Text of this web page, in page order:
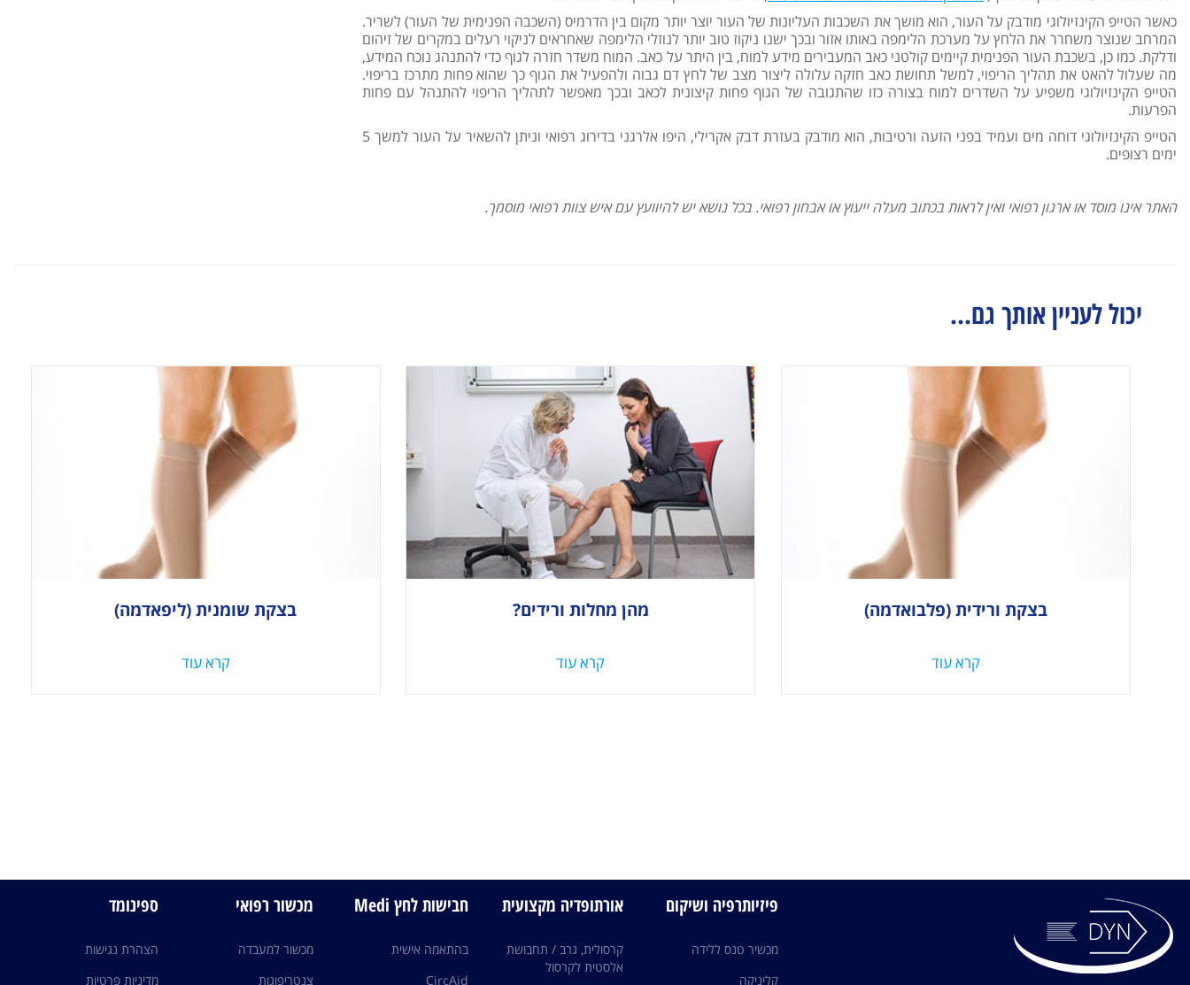
כאשר הטייפ הקינזיולוגי מודבק על העור, הוא מושך את השכבות העליונות של העור יוצר יותר מקום בין הדרמיס (השכבה הפנימית של העור) לשריר.
המרחב שנוצר משחרר את הלחץ על מערכת הלימפה באותו אזור ובכך ישנו ניקוז טוב יותר לנוזלי הלימפה שאחראים לניקוי רעלים במקרים של זיהום
ודלקת. כמו כן, בשכבת העור הפנימית קיימים קולטני כאב המעבירים מידע למוח, בין היתר על כאב. המוח משדר חזרה לגוף כדי להתנהג נוכח המידע,
מה שעלול להאט את תהליך הריפוי, למשל תחושת כאב חזקה עלולה ליצור מצב של לחץ דם גבוה ולהפעיל את הגוף כך שהוא פחות מתרכז בריפוי.
הטייפ הקינזיולוגי משפיע על השדרים למוח בצורה כזו שהתגובה של הגוף פחות קיצונית לכאב ובכך מאפשר לתהליך הריפוי להתנהל עם פחות
הפרעות.
הטייפ הקינזיולוגי דוחה מים ועמיד בפני הזעה ורטיבות, הוא מודבק בעזרת דבק אקרילי, היפו אלרגני בדירוג רפואי וניתן להשאיר על העור למשך 5
ימים רצופים.
האתר אינו מוסד או ארגון רפואי ואין לראות בכתוב מעלה ייעוץ או אבחון רפואי. בכל נושא יש להיוועץ עם איש צוות רפואי מוסמך.
יכול לעניין אותך גם...
בצקת ורידית (פלבואדמה)
קרא עוד
מהן מחלות ורידים?
קרא עוד
בצקת שומנית (ליפאדמה)
קרא עוד
פיזיותרפיה ושיקום
מכשיר טנס ללידה
קליניקה
אורתופדיה מקצועית
קרסולית, גרב / תחבושת
אלסטית לקרסול
חבישות לחץ Medi
בהתאמה אישית
CircAid
מכשור רפואי
מכשור למעבדה
צנטריפוגות
ספינומד
הצהרת נגישות
מדיניות פרטיות